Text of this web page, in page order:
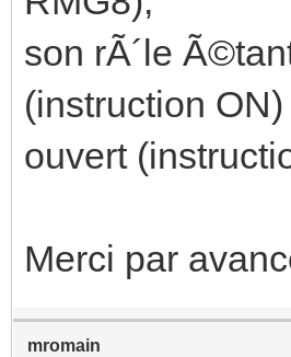
son rÃ´le
(instruction ON)
ouvert
Merci par
mromain